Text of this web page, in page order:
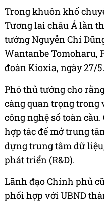
Trong khuôn khổ
Tương lai châu Á lần
tướng Nguyễn Chí
Wantanbe Tomoharu,
đoàn Kioxia, ngày 27/5.
Phó thủ tướng cho
càng quan trọng
công nghệ số toàn
hợp tác để mở trung
dựng trung tâm dữ
phát triển (R&D).
Lãnh đạo Chính phủ
phối hợp với UBND